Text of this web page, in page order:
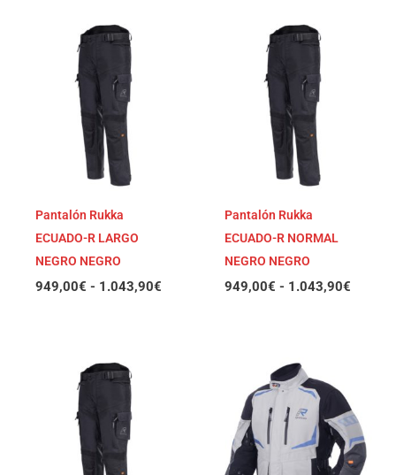
Pantalón Rukka
ECUADO-R LARGO
NEGRO NEGRO
949,00€ - 1.043,90€
Pantalón Rukka
ECUADO-R NORMAL
NEGRO NEGRO
949,00€ - 1.043,90€
precios:
desde
849,00€
hasta
933,90€